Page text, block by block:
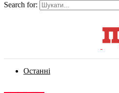
Search for:
Останні